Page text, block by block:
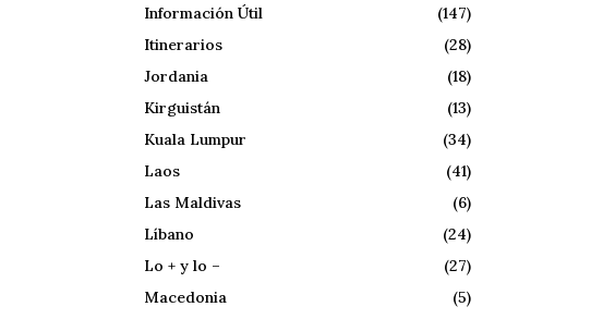
Información Útil
(147)
Itinerarios
(28)
Jordania
(18)
Kirguistán
(13)
Kuala Lumpur
(34)
Laos
(41)
Las Maldivas
(6)
Líbano
(24)
Lo + y lo –
(27)
Macedonia
(5)